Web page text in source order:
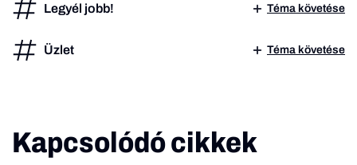
Legyél jobb! Téma követése
Üzlet Téma követése
Kapcsolódó cikkek